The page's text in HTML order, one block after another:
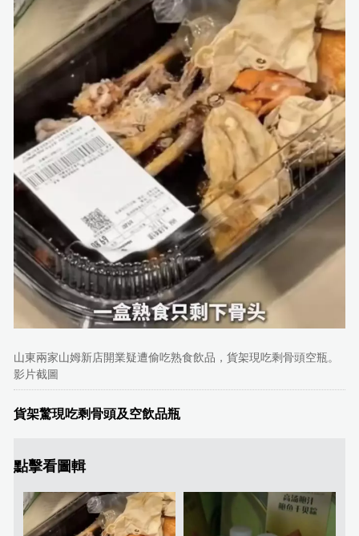
山東兩家山姆新店開業疑遭偷吃熟食飲品，貨架現吃剩骨頭空瓶。
影片截圖
貨架驚現吃剩骨頭及空飲品瓶
點擊看圖輯